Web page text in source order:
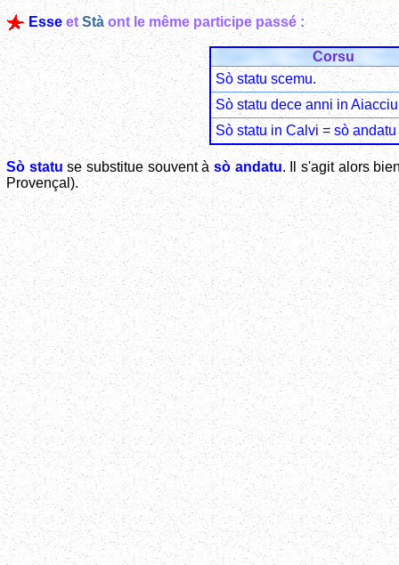
Esseet Stà ont le même participe passé :
Corsu
Sò statu scemu.
Sò statu dece anni in
Sò statu in Calvi = sò
Sò statuse substitue souvent àsò andatu. Il s'agit alors
Provençal).